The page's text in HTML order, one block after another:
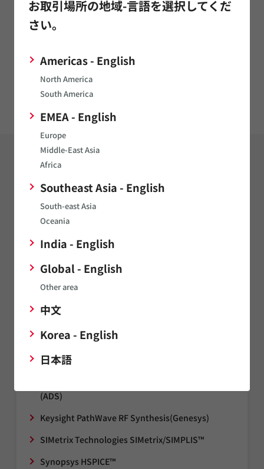
お取引場所の地域-言語を選択してくだ
さい。
Americas - English
North America
South America
EMEA - English
Europe
Middle-East Asia
Africa
Southeast Asia - English
South-east Asia
Oceania
India - English
Global - English
Other area
中文
Korea - English
日本語
シミュレーションモデルの品番追加やモデルの性能向上に
その他
シミュレーションモデルの品番追加やモデルの性能向上に
関するご依頼はこちら
EDAライブラリ
Analog Devices LTspice™
Ansys Electronics Desktop Circuit
Office)
Cadence™ PSpice
Cadence™ Spectre
Cadence™ Virtuoso Studio RF
(ADS)
Keysight PathWave RF Synthesis(Genesys)
SIMetrix Technologies SIMetrix/SIMPLIS™
Synopsys HSPICE™